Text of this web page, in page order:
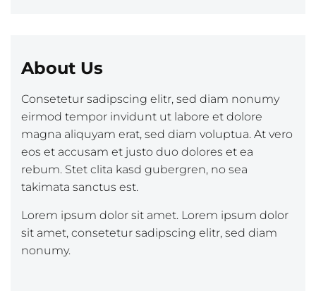
About Us
Consetetur sadipscing elitr, sed diam nonumy
eirmod tempor invidunt ut labore et dolore
magna aliquyam erat, sed diam voluptua. At vero
eos et accusam et justo duo dolores et ea
rebum. Stet clita kasd gubergren, no sea
takimata sanctus est.
Lorem ipsum dolor sit amet. Lorem ipsum dolor
sit amet, consetetur sadipscing elitr, sed diam
nonumy.